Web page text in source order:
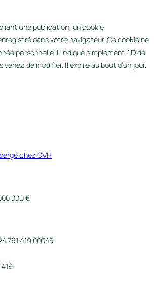
une publication, un cookie
dans votre navigateur. Ce cookie ne
personnelle. Il indique simplement l’ID de
de modifier. Il expire au bout d’un jour.
chez OVH
000 €
761 419 00045